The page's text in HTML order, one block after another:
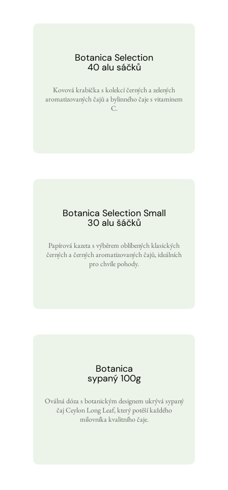
Botanica Selection
40 alu sáčků
Kovová krabička s kolekcí černých a zelených
aromatizovaných čajů a bylinného čaje s vitaminem
C.
Botanica Selection Small
30 alu šáčků
Papírová kazeta s výběrem oblíbených klasických
černých a černých aromatizovaných čajů, ideálních
pro chvíle pohody.
Botanica
sypaný 100g
Oválná dóza s botanickým designem ukrývá sypaný
čaj Ceylon Long Leaf, který potěší každého
milovníka kvalitního čaje.